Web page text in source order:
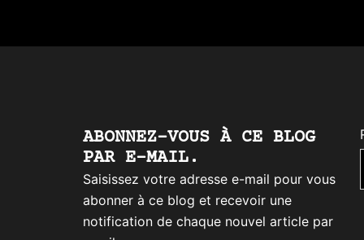
ABONNEZ-VOUS À CE BLOG
PAR E-MAIL.
Saisissez votre adresse e-mail pour vous
abonner à ce blog et recevoir une
notification de chaque nouvel article par